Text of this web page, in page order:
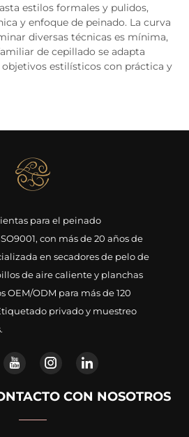
estilos formales y pulidos,
y enfoque de peinado. La curva
diversas técnicas es mínima,
de cepillado se adapta
estilísticos con práctica y
para el peinado
con más de 20 años de
en secadores de pelo de
de aire caliente y planchas
OEM/ODM para más de 120
privado y muestreo
CON NOSOTROS